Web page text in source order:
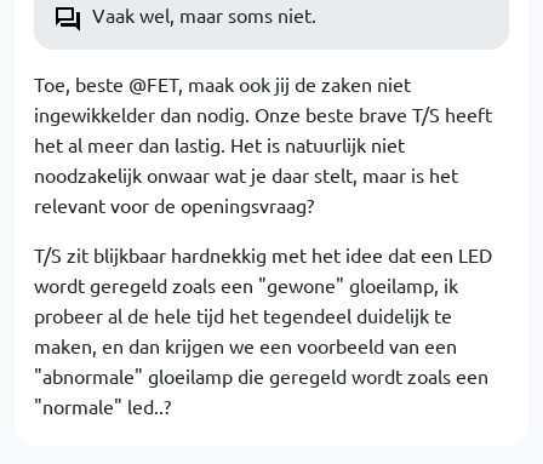
Vaak wel, maar soms niet.
Toe, beste @FET, maak ook jij de zaken niet
ingewikkelder dan nodig. Onze beste brave T/S heeft
het al meer dan lastig. Het is natuurlijk niet
noodzakelijk onwaar wat je daar stelt, maar is het
relevant voor de openingsvraag?
T/S zit blijkbaar hardnekkig met het idee dat een LED
wordt geregeld zoals een "gewone" gloeilamp, ik
probeer al de hele tijd het tegendeel duidelijk te
maken, en dan krijgen we een voorbeeld van een
"abnormale" gloeilamp die geregeld wordt zoals een
"normale" led..?